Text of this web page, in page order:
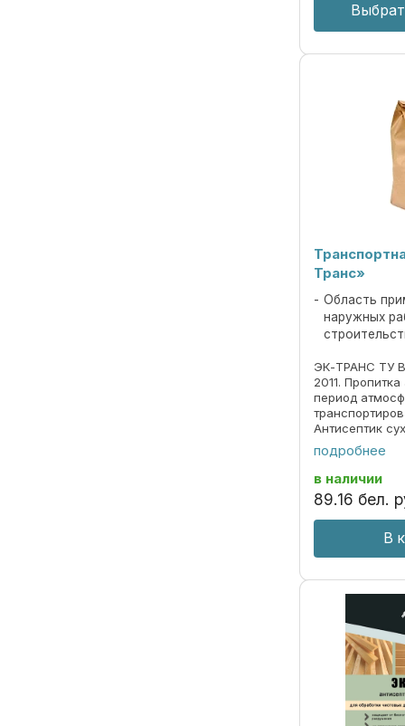
Транс»
Область
наружных
ЭК-ТРАНС ТУ
2011.
период
Антисептик
древесины от
окраски и
подробнее
в наличии
89.16 бел.
В